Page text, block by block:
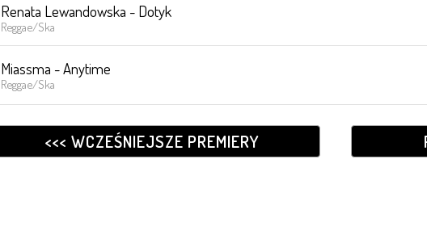
Renata Lewandowska - Dotyk
Reggae/Ska
Miassma - Anytime
Reggae/Ska
<<< WCZEŚNIEJSZE PREMIERY